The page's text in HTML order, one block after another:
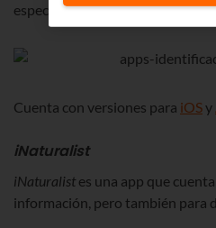
especie, qué come o los
Cuenta con versiones para iOSy
iNaturalist
iNaturalist es una app que
información, pero también para